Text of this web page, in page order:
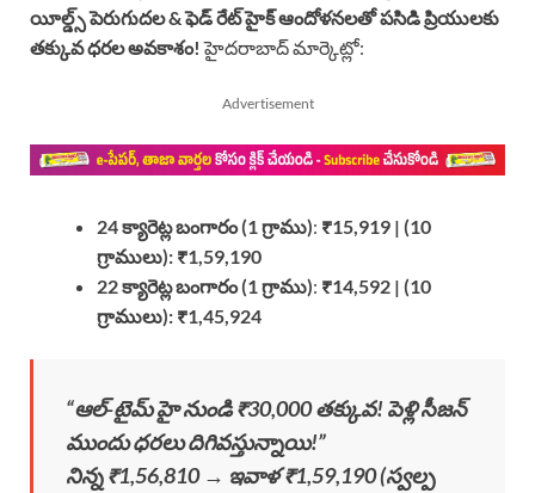
యీల్డ్స్ పెరుగుదల & ఫెడ్ రేట్ హైక్ ఆందోళనలతో పసిడి ప్రియులకు
తక్కువ ధరల అవకాశం! హైదరాబాద్ మార్కెట్లో:
Advertisement
24 క్యారెట్ల బంగారం (1 గ్రాము): ₹15,919 | (10
గ్రాములు): ₹1,59,190
22 క్యారెట్ల బంగారం (1 గ్రాము): ₹14,592 | (10
గ్రాములు): ₹1,45,924
“ఆల్-టైమ్ హై నుండి ₹30,000 తక్కువ! పెళ్లి సీజన్
ముందు ధరలు దిగివస్తున్నాయి!”
నిన్న ₹1,56,810 → ఇవాళ ₹1,59,190 (స్వల్ప